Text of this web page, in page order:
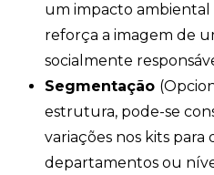
um impacto ambiental
reforça a imagem de
socialmente
Segmentação
estrutura, pode-se
variações nos kits para
departamentos ou